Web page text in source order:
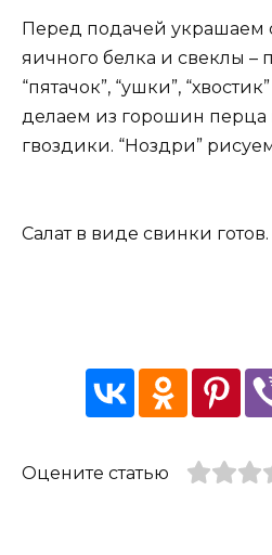
Перед подачей украшаем
яичного белка и свеклы –
“пятачок”, “ушки”,
делаем из горошин перца
гвоздики. “Ноздри”
Салат в виде свинки
Оцените статью